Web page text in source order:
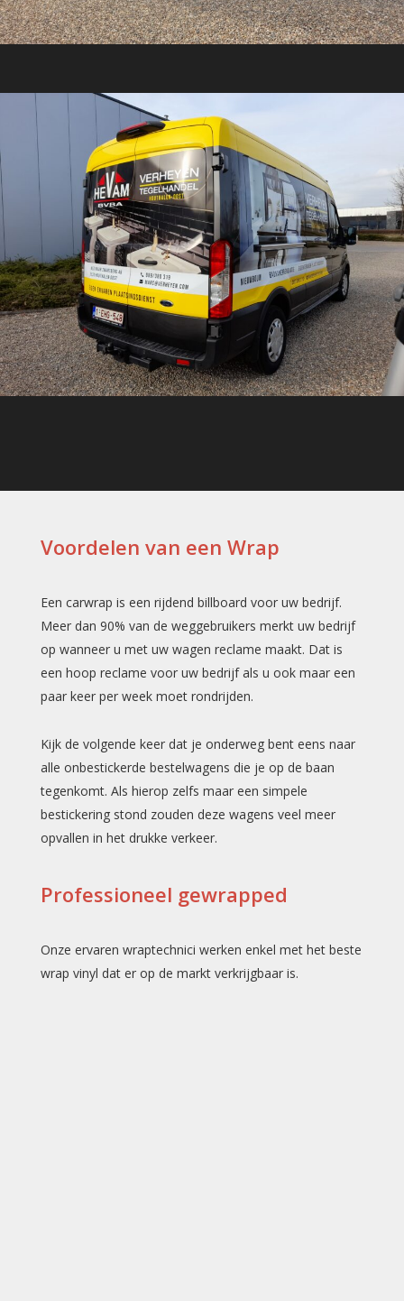
Voordelen van een Wrap
Een carwrap is een rijdend billboard voor uw bedrijf.
Meer dan 90% van de weggebruikers merkt uw bedrijf
op wanneer u met uw wagen reclame maakt. Dat is
een hoop reclame voor uw bedrijf als u ook maar een
paar keer per week moet rondrijden.
Kijk de volgende keer dat je onderweg bent eens naar
alle onbestickerde bestelwagens die je op de baan
tegenkomt. Als hierop zelfs maar een simpele
bestickering stond zouden deze wagens veel meer
opvallen in het drukke verkeer.
Professioneel gewrapped
Onze ervaren wraptechnici werken enkel met het beste
wrap vinyl dat er op de markt verkrijgbaar is.